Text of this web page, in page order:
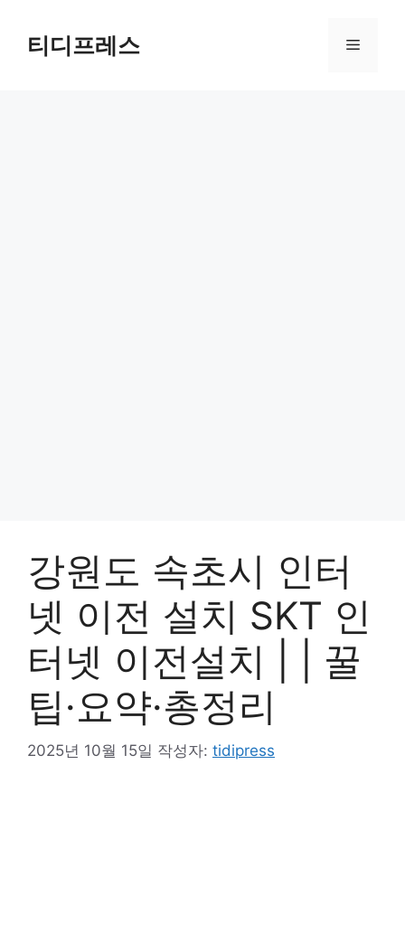
티디프레스 메
강원도 속초시 인터
넷 이전 설치 SKT 인
터넷 이전설치 | | 꿀
팁·요약·총정리
2025년 10월 15일 작성자: tidipress